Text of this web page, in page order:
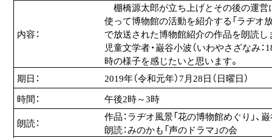
内容：
棚橋源太郎が立ち上げとその後の運営
使って博物館の活動を紹介する「ラヂオ
で放送された博物館紹介の作品を朗読
児童文学者・巌谷小波（いわやさざなみ
時の様子を感じたいと思います。
期日：
2019年（令和元年）7月28日（日曜日）
時間：
午後2時～3時
朗読：
作品：ラヂオ風景「花の博物館めぐり」、
朗読：みのかも「声のドラマ」の会